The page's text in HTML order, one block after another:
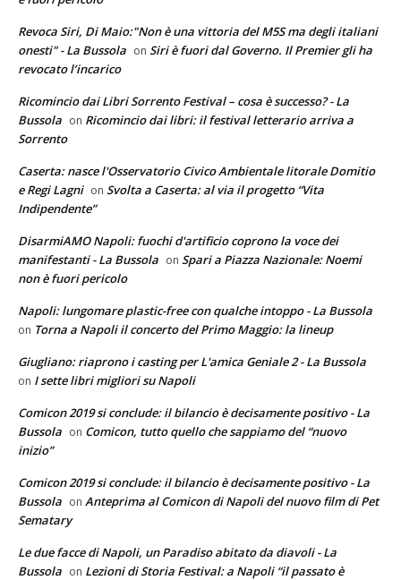
Revoca Siri, Di Maio:"Non è una vittoria del M5S ma degli italiani
onesti" - La Bussola on Siri è fuori dal Governo. Il Premier gli ha
revocato l’incarico
Ricomincio dai Libri Sorrento Festival – cosa è successo? - La
Bussola on Ricomincio dai libri: il festival letterario arriva a
Sorrento
Caserta: nasce l'Osservatorio Civico Ambientale litorale Domitio
e Regi Lagni on Svolta a Caserta: al via il progetto “Vita
Indipendente”
DisarmiAMO Napoli: fuochi d'artificio coprono la voce dei
manifestanti - La Bussola on Spari a Piazza Nazionale: Noemi
non è fuori pericolo
Napoli: lungomare plastic-free con qualche intoppo - La Bussola
on Torna a Napoli il concerto del Primo Maggio: la lineup
Giugliano: riaprono i casting per L'amica Geniale 2 - La Bussola
on I sette libri migliori su Napoli
Comicon 2019 si conclude: il bilancio è decisamente positivo - La
Bussola on Comicon, tutto quello che sappiamo del “nuovo
inizio”
Comicon 2019 si conclude: il bilancio è decisamente positivo - La
Bussola on Anteprima al Comicon di Napoli del nuovo film di Pet
Sematary
Le due facce di Napoli, un Paradiso abitato da diavoli - La
Bussola on Lezioni di Storia Festival: a Napoli “il passato è